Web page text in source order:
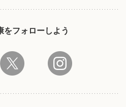
をフォローしよう